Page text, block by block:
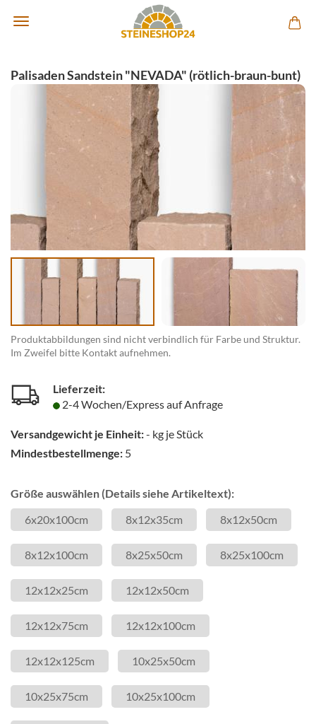
Palisaden Sandstein "NEVADA" (rötlich-braun-bunt)
Produktabbildungen sind nicht verbindlich für Farbe und Struktur.
Im Zweifel bitte Kontakt aufnehmen.
Lieferzeit:
2-4 Wochen/Express auf Anfrage
Versandgewicht je Einheit:- kg je Stück
Mindestbestellmenge: 5
Größe auswählen (Details siehe Artikeltext):
6x20x100cm
8x12x35cm 8x12x50cm
8x12x100cm 8x25x50cm 8x25x100cm
12x12x25cm 12x12x50cm
12x12x75cm 12x12x100cm
12x12x125cm 10x25x50cm
10x25x75cm 10x25x100cm